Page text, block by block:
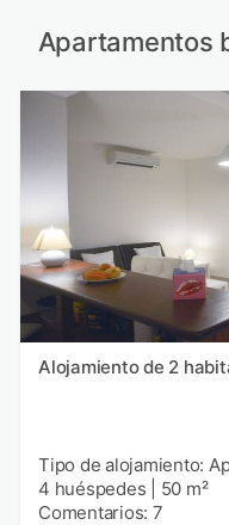
Apartamentos
Alojamiento de 2
Tipo de alojamiento:
4 huéspedes
50 m²
Comentarios: 7